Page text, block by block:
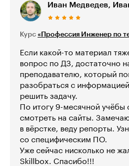
Иван Медведев,
Курс «Профессия Инженер по
Если какой-то материал
вопрос по ДЗ, достаточно
преподавателю, который
разобраться с
решить задачу.
По итогу 9-месячной учёбы
смотреть на сайты.
в вёрстке, веду репорты.
со специфическим ПО.
Уже сейчас нисколько не
Skillbox. Спасибо!!!